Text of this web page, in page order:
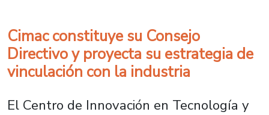
Cimac constituye su Consejo
Directivo y proyecta su estrategia de
vinculación con la industria
El Centro de Innovación en Tecnología y